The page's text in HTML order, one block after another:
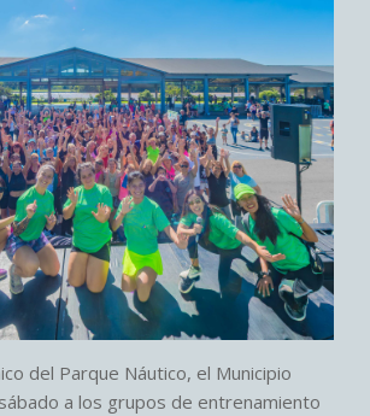
del Parque Náutico, el Municipio
a los grupos de entrenamiento